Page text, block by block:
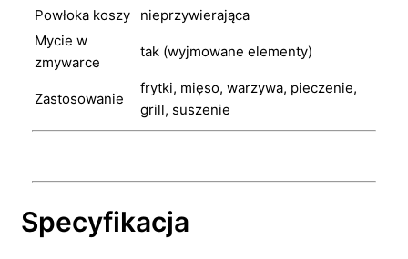
Powłoka koszy
nieprzywierająca
Mycie w
zmywarce
tak (wyjmowane elementy)
Zastosowanie
frytki, mięso, warzywa, pieczenie,
grill, suszenie
Specyfikacja